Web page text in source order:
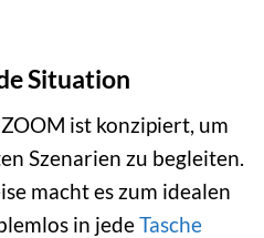
Situation
ist konzipiert, um
Szenarien zu begleiten.
macht es zum idealen
in jedeTasche